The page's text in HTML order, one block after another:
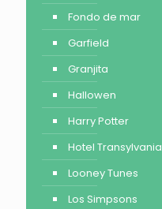
Fondo de mar
Garfield
Granjita
Hallowen
Harry Potter
Hotel Transylvania
Looney Tunes
Los Simpsons